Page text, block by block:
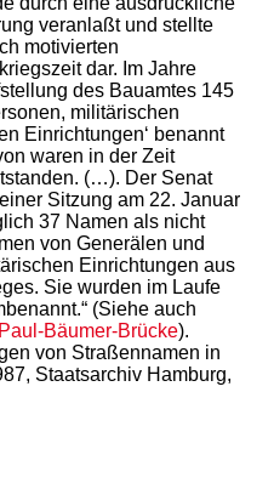
veranlaßt und stellte
motivierten
dar. Im Jahre
des Bauamtes 145
militärischen
Einrichtungen‘ benannt
waren in der Zeit
(…). Der Senat
Sitzung am 22. Januar
37 Namen als nicht
von Generälen und
Einrichtungen aus
Sie wurden im Laufe
(Siehe auch
Paul-Bäumer-Brücke).
von Straßennamen in
Staatsarchiv Hamburg,